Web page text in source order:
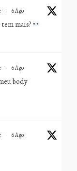
· 6 Ago
mais?
· 6 Ago
body
· 6 Ago